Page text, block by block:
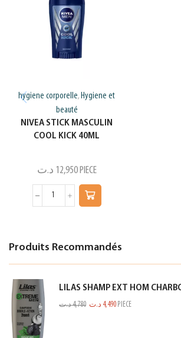
hygiene corporelle, Hygiene et
beauté
NIVEA STICK MASCULIN
COOL KICK 40ML
12,950 د.ت PIECE
Produits Recommandés
LILAS SHAMP EXT HOM
4,780د.ت 4,490 د.ت PIECE